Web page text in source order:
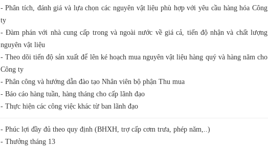
- Phân tích, đánh giá và lựa chọn các nguyên vật liệu phù hợp với yêu cầu hàng hóa Công
ty
- Đàm phán với nhà cung cấp trong và ngoài nước về giá cả, tiến độ nhận và chất lượng
nguyên vật liệu
- Theo dõi tiến độ sản xuất để lên ké hoạch mua nguyên vật liệu hàng quý và hàng năm cho
Công ty
- Phân công và hướng dẫn đào tạo Nhân viên bộ phận Thu mua
- Báo cáo hàng tuần, hàng tháng cho cấp lãnh đạo
- Thực hiện các công việc khác từ ban lãnh đạo
- Phúc lợi đầy đủ theo quy định (BHXH, trợ cấp cơm trưa, phép năm,..)
- Thưởng tháng 13